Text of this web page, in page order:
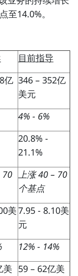
至14.0%。
目前指导
亿 346 – 352亿
美元
4% - 6%
20.8% -
21.1%
70 上涨 40 – 70
个基点
美7.95 - 8.10美
元
12% - 14%
美 59 – 62亿美